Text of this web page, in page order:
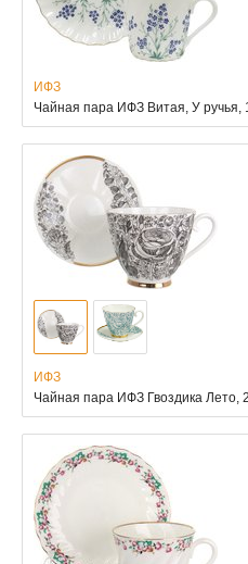
ИФЗ
Чайная пара ИФЗ Витая, У
ИФЗ
Чайная пара ИФЗ Гвоздика Лето,